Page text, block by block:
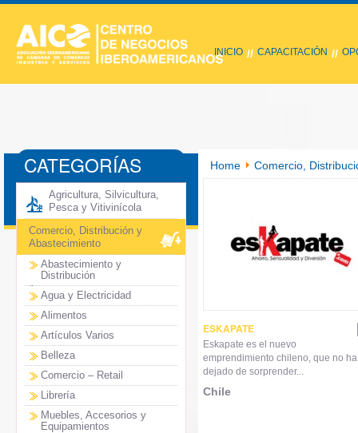
INICIO // CAPACITACIÓN //
CATEGORÍAS
Agricultura, Silvicultura,
Pesca y Vitivinícola
Comercio, Distribución y
Abastecimiento
Abastecimiento y
Distribución
Agua y Electricidad
Alimentos
Artículos Varios
Belleza
Comercio – Retail
Librería
Muebles, Accesorios y
Equipamientos
Home Comercio,
ESKAPATE
Eskapate es el nuevo
emprendimiento chileno, que no ha
dejado de sorprender...
Chile